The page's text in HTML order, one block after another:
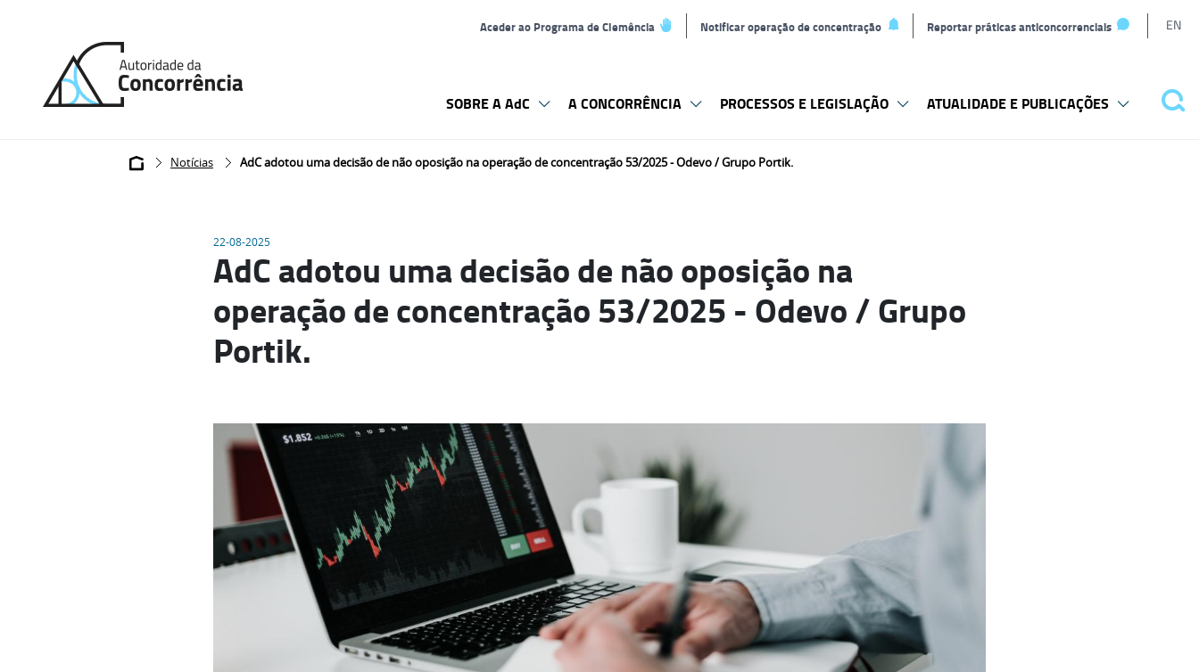
Aceder ao Programa de Clemência Notificar operação de concentração Reportar práticas anticoncorrenciais EN
home
SOBRE A AdC A CONCORRÊNCIA PROCESSOS E LEGISLAÇÃO ATUALIDADE E PUBLICAÇÕES
Breadcrumb
Notícias AdC adotou uma decisão de não oposição na operação de concentração 53/2025 - Odevo / Grupo Portik.
22-08-2025
AdC adotou uma decisão de não oposição na
operação de concentração 53/2025 - Odevo / Grupo
Portik.